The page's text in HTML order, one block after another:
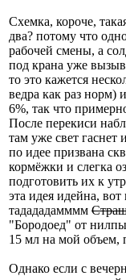
Схемка, короче,
два? потому что
рабочей смены, а
под крана уже
то это кажется
ведра как раз норм)
6%, так что
После перекиси
там уже свет гаснет и
по идее призвана
кормёжки и слегка
подготовить их к
эта идея идейна,
тадададамммм
"Бородоед" от
15 мл на мой объем,
Однако если с